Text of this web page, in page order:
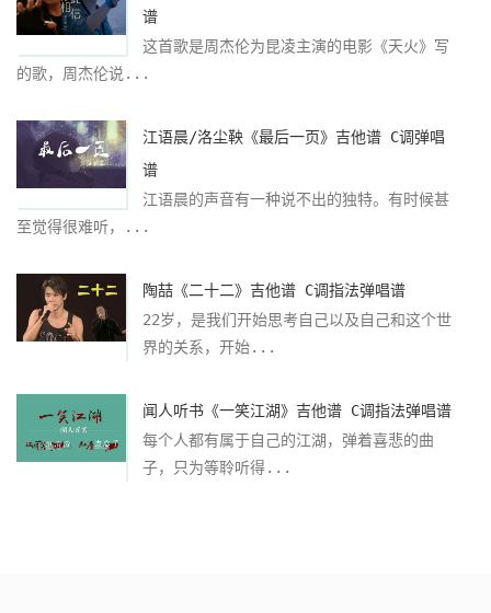
谱
这首歌是周杰伦为昆凌主演的电影《天火》写
的歌，周杰伦说...
江语晨/洛尘鞅《最后一页》吉他谱 C调弹唱
谱
江语晨的声音有一种说不出的独特。有时候甚
至觉得很难听，...
陶喆《二十二》吉他谱 C调指法弹唱谱
22岁，是我们开始思考自己以及自己和这个世
界的关系，开始...
闻人听书《一笑江湖》吉他谱 C调指法弹唱谱
每个人都有属于自己的江湖，弹着喜悲的曲
子，只为等聆听得...